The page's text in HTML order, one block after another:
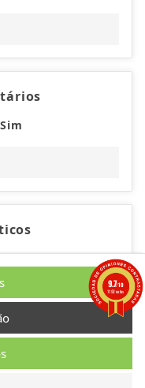
Sim
Sim
9.7/10
1192 notas